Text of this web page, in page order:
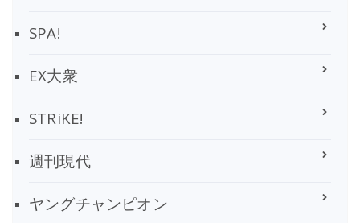
SPA!
EX大衆
STRiKE!
週刊現代
ヤングチャンピオン